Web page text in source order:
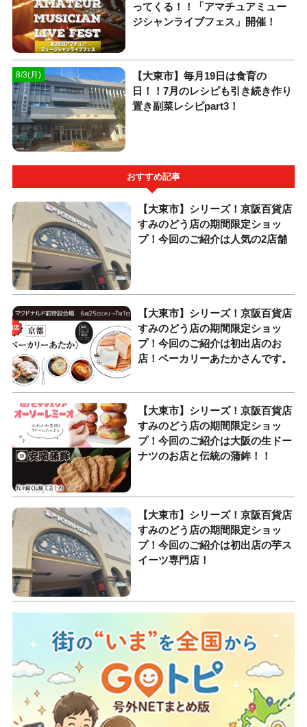
ってくる！！「アマチュアミュー
ジシャンライブフェス」開催！
8/3(月)
【大東市】毎月19日は食育の
日！！7月のレシピも引き続き作り
置き副菜レシピpart3！
おすすめ記事
【大東市】シリーズ！京阪百貨店
すみのどう店の期間限定ショッ
プ！今回のご紹介は人気の2店舗
【大東市】シリーズ！京阪百貨店
すみのどう店の期間限定ショッ
プ！今回のご紹介は初出店のお
店！ベーカリーあたかさんです。
【大東市】シリーズ！京阪百貨店
すみのどう店の期間限定ショッ
プ！今回のご紹介は大阪の生ドー
ナツのお店と伝統の蒲鉾！！
【大東市】シリーズ！京阪百貨店
すみのどう店の期間限定ショッ
プ！今回のご紹介は初出店の芋ス
イーツ専門店！